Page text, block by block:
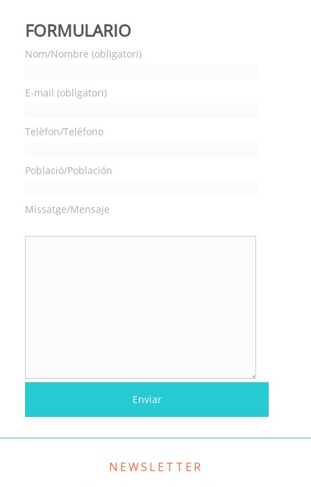
FORMULARIO
Nom/Nombre (obligatori)
E-mail (obligatori)
Telèfon/Teléfono
Població/Población
Missatge/Mensaje
NEWSLETTER